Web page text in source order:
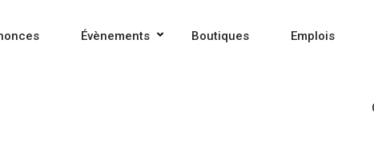
Évènements Boutiques Emplois